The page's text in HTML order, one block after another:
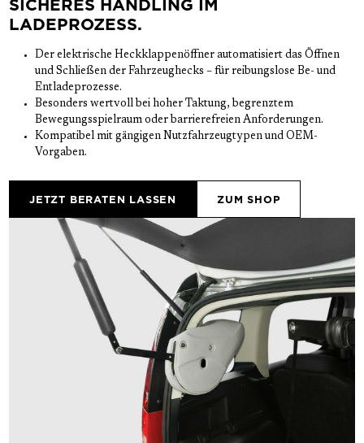
LADEPROZESS.
Der elektrische Heckklappenöffner automatisiert das Öffnen
und Schließen der Fahrzeughecks – für reibungslose Be- und
Entladeprozesse.
Besonders wertvoll bei hoher Taktung, begrenztem
Bewegungsspielraum oder barrierefreien Anforderungen.
Kompatibel mit gängigen Nutzfahrzeugtypen und OEM-
Vorgaben.
JETZT BERATEN LASSEN ZUM SHOP